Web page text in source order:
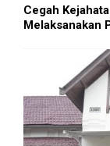
Cegah
Melaksanakan